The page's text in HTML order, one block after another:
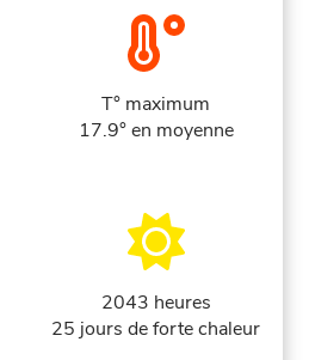
T° maximum
17.9° en moyenne
2043 heures
25 jours de forte chaleur